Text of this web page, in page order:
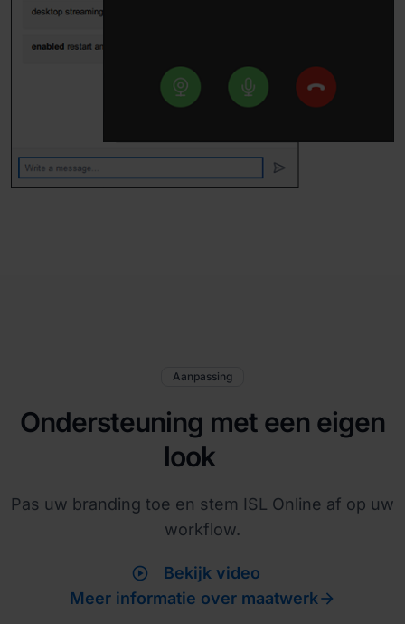
Aanpassing
Ondersteuning met een eigen
look
Pas uw branding toe en stem ISL Online af op uw
workflow.
play_circle
Bekijk video
Meer informatie over maatwerk